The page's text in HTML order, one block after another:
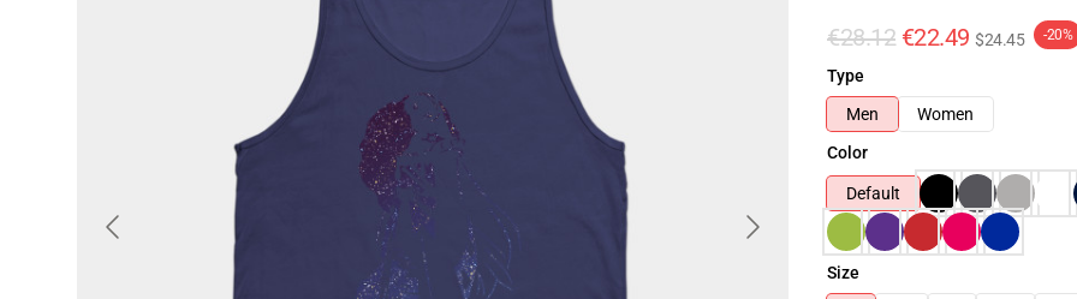
€28.12 €22.49 $24.45 -20%
Type
Men
Women
Color
Default
Size